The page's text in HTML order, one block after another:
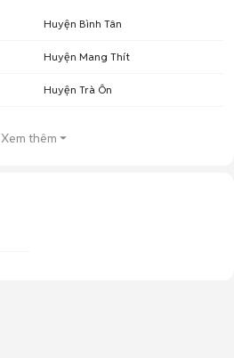
Huyện Bình Tân
Huyện Mang Thít
Huyện Trà Ôn
Xem thêm